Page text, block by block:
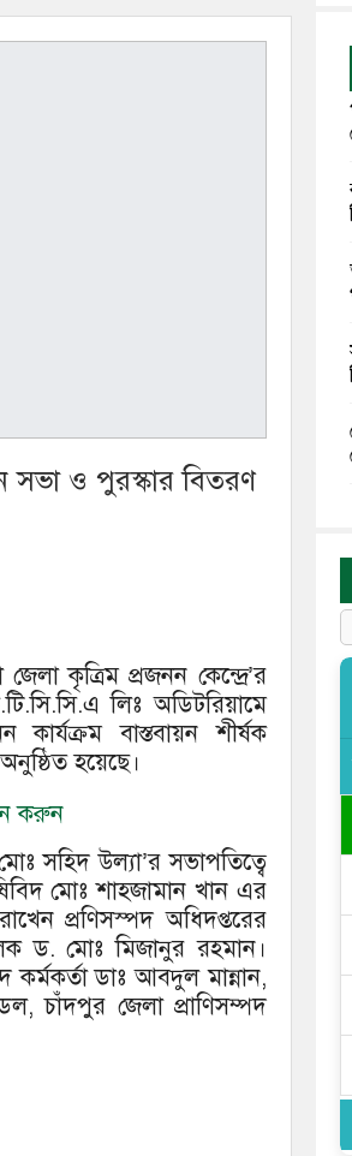
সভা ও পুরস্কার বিতরণ
কৃত্রিম প্রজনন কেন্দ্রে’র
লিঃ অডিটরিয়ামে
বাস্তবায়ন শীর্ষক
হয়েছে।
করুন
সহিদ উল্যা’র সভাপতিত্বে
মোঃ শাহজামান খান এর
প্রণিসস্পদ অধিদপ্তরের
ড. মোঃ মিজানুর রহমান।
কর্মকর্তা ডাঃ আবদুল মান্নান,
চাঁদপুর জেলা প্রাণিসম্পদ